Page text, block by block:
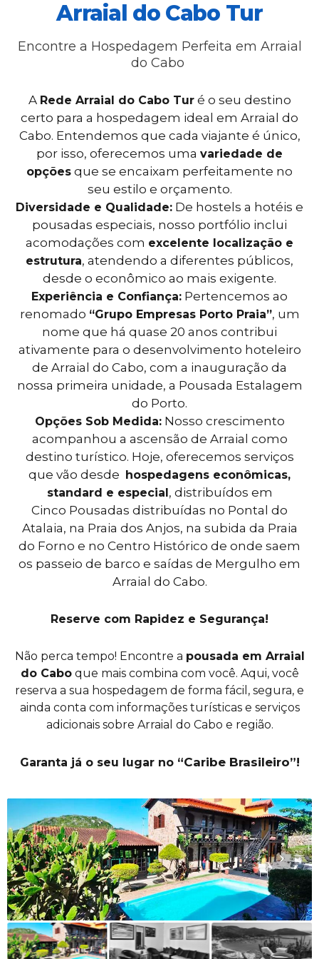
Arraial do Cabo Tur
Encontre a Hospedagem Perfeita em Arraial
do Cabo
A Rede Arraial do Cabo Turé o seu destino
certo para a hospedagem ideal em Arraial do
Cabo. Entendemos que cada viajante é único,
por isso, oferecemos uma variedade de
opções que se encaixam perfeitamente no
seu estilo e orçamento.
Diversidade e Qualidade: De hostels a hotéis e
pousadas especiais, nosso portfólio inclui
acomodações com excelente localização e
estrutura, atendendo a diferentes públicos,
desde o econômico ao mais exigente.
Experiência e Confiança: Pertencemos ao
renomado “Grupo Empresas Porto Praia”, um
nome que há quase 20 anos contribui
ativamente para o desenvolvimento hoteleiro
de Arraial do Cabo, com a inauguração da
nossa primeira unidade, a Pousada Estalagem
do Porto.
Opções Sob Medida:Nosso crescimento
acompanhou a ascensão de Arraial como
destino turístico. Hoje, oferecemos serviços
que vão desde hospedagens econômicas,
standard e especial, distribuídos em
Cinco Pousadas distribuídas no Pontal do
Atalaia, na Praia dos Anjos, na subida da Praia
do Forno e no Centro Histórico de onde saem
os passeio de barco e saídas de Mergulho em
Arraial do Cabo.
Reserve com Rapidez e Segurança!
Não perca tempo! Encontre a pousada em Arraial
do Caboque mais combina com você. Aqui, você
reserva a sua hospedagem de forma fácil, segura, e
ainda conta com informações turísticas e serviços
adicionais sobre Arraial do Cabo e região.
Garanta já o seu lugar no “Caribe Brasileiro”!